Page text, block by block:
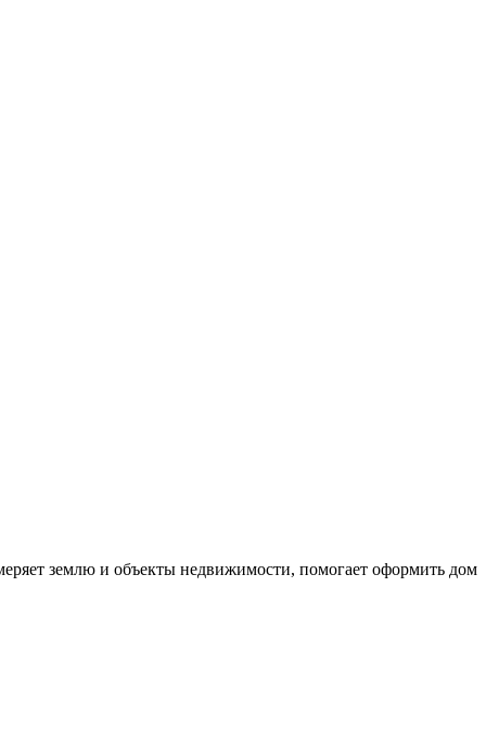
землю и объекты недвижимости, помогает оформить дом